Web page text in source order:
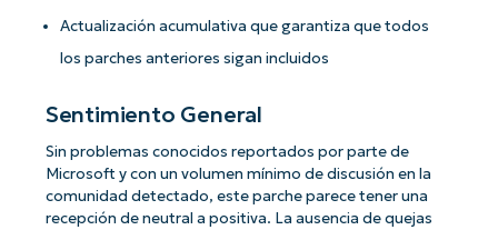
Actualización acumulativa que garantiza que todos
los parches anteriores sigan incluidos
Sentimiento General
Sin problemas conocidos reportados por parte de
Microsoft y con un volumen mínimo de discusión en la
comunidad detectado, este parche parece tener una
recepción de neutral a positiva. La ausencia de quejas